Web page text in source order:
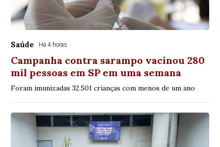
Saúde Há 4 horas
Campanha contra sarampo vacinou 280
mil pessoas em SP em uma semana
Foram imunizadas 32.501 crianças com menos de um ano